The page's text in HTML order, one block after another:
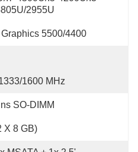
2955U
Graphics 5500/4400
1600 MHz
SO-DIMM
X 8 GB)